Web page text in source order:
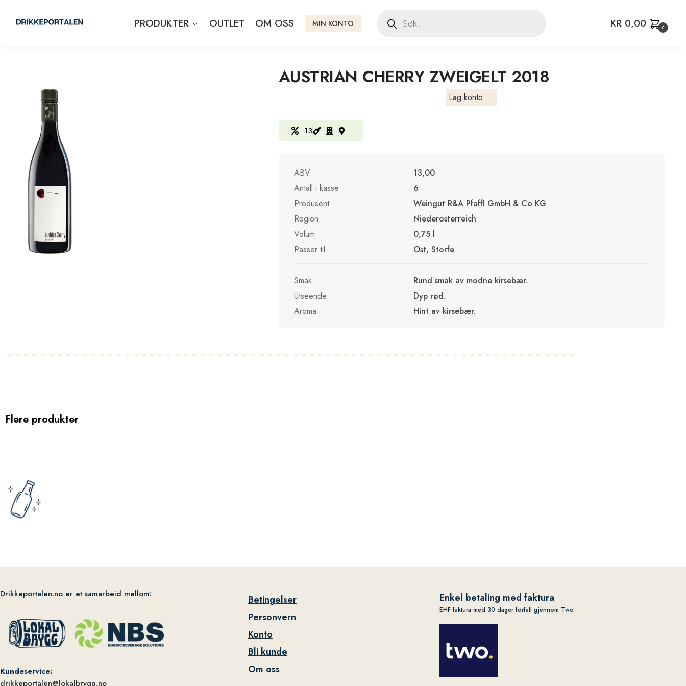
PRODUKTER OUTLET OM OSS MIN KONTO KR 0,00 0
AUSTRIAN CHERRY ZWEIGELT 2018
Lag konto
13
ABV
13,00
Antall i kasse
6
Produsent
Weingut R&A Pfaffl GmbH & Co KG
Region
Niederosterreich
Volum
0,75 l
Passer til
Ost, Storfe
Smak
Rund smak av modne kirsebær.
Utseende
Dyp rød.
Aroma
Hint av kirsebær.
Flere produkter
Drikkeportalen.no er et samarbeid mellom:
Kundeservice:
drikkeportalen@lokalbrygg.no
Betingelser
Personvern
Konto
Bli kunde
Om oss
Enkel betaling med faktura
EHF faktura med 30 dager forfall gjennom Two.